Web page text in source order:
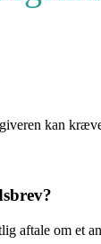
kan
aftale om et